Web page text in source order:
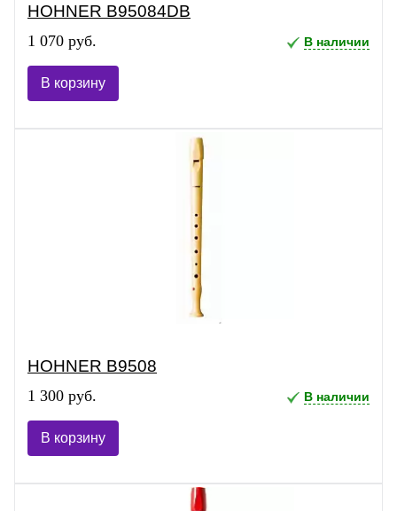
HOHNER B95084DB
1 070 руб. В наличии
В корзину
HOHNER B9508
1 300 руб. В наличии
В корзину